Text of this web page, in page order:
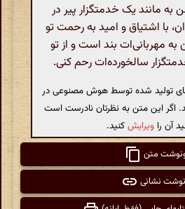
مانند یک خدمتگزار پیر در
با اشتیاق و امید به رحمت تو
مهربانی‌ات بند است و از تو
سالخورده‌ات رحم کنی.
تولید شده توسط هوش مصنوعی در
اگر این متن به نظرتان نادرست است
آن را ویرایشکنید.
متن
نشانی